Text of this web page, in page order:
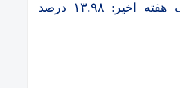
تغییرات قیمتی یک هفته اخیر: ۱۳.۹۸ درصد